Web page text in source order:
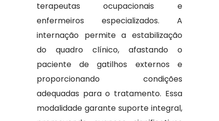
terapeutas ocupacionais e
enfermeiros especializados. A
internação permite a estabilização
do quadro clínico, afastando o
paciente de gatilhos externos e
proporcionando condições
adequadas para o tratamento. Essa
modalidade garante suporte integral,